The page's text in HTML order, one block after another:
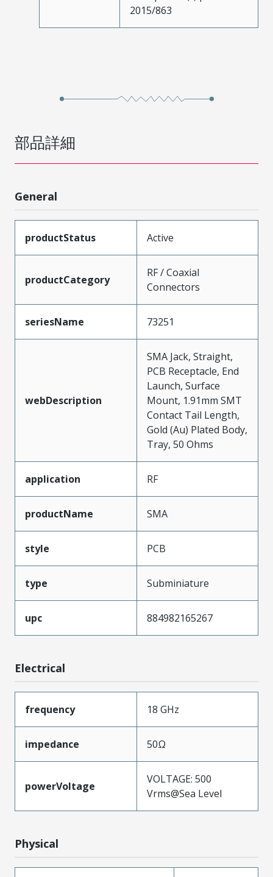
2015/863
部品詳細
General
productStatus Active
productCategory
RF / Coaxial
Connectors
seriesName 73251
webDescription
SMA Jack, Straight,
PCB Receptacle, End
Launch, Surface
Mount, 1.91mm SMT
Contact Tail Length,
Gold (Au) Plated Body,
Tray, 50 Ohms
application RF
productName SMA
style PCB
type Subminiature
upc 884982165267
Electrical
frequency 18 GHz
impedance 50Ω
powerVoltage
VOLTAGE: 500
Vrms@Sea Level
Physical